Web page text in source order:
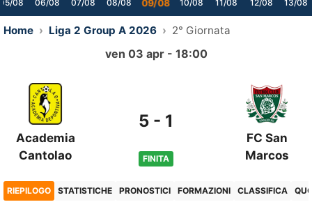
05/08
06/08
07/08
08/08
09/08
10/08
11/08
12/08
13/08
Home Liga 2 Group A 2026 2° Giornata
ven 03 apr - 18:00
Academia
Cantolao
5 - 1
FINITA
FC San
Marcos
RIEPILOGO STATISTICHE PRONOSTICI FORMAZIONI CLASSIFICA